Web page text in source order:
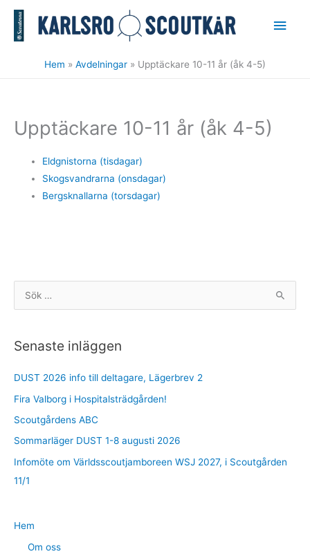
Hoppa
innehåll
Hem Avdelningar Upptäckare 10-11 år (åk 4-5)
Upptäckare 10-11 år (åk 4-5)
Eldgnistorna (tisdagar)
Skogsvandrarna (onsdagar)
Bergsknallarna (torsdagar)
ö
e
t
e
r
:
Senaste inläggen
DUST 2026 info till deltagare, Lägerbrev 2
Fira Valborg i Hospitalsträdgården!
Scoutgårdens ABC
Sommarläger DUST 1-8 augusti 2026
Infomöte om Världsscoutjamboreen WSJ 2027, i Scoutgården
11/1
Hem
Om oss